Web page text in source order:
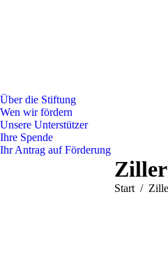
Über die Stiftung
Wen wir fördern
Unsere Unterstützer
Ihre Spende
Ihr Antrag auf Förderung
Sie
Start